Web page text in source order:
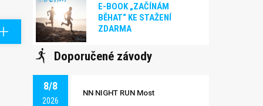
E-BOOK „ZAČÍNÁM
BĚHAT“ KE STAŽENÍ
ZDARMA
Doporučené závody
8/8
2026
NN NIGHT RUN Most